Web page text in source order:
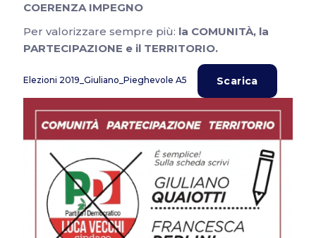
COERENZA IMPEGNO
Per valorizzare sempre più: la COMUNITÀ, la
PARTECIPAZIONE e il TERRITORIO.
Elezioni 2019_Giuliano_Pieghevole A5 Scarica